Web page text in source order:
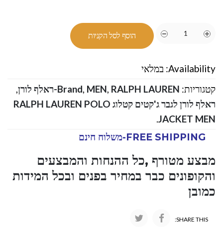
הוסף לסל הקניות
Availability: במלאי
קטגוריות:
Brand, MEN, RALPH LAUREN-ראלף לורן
,
ראלף לורן לגבר ג'קטים קטלוג RALPH LAUREN POLO
JACKET MEN
.
FREE SHIPPING-משלוח חינם
מבצע מטורף ,כל ההנחות והמבצעים
והקופונים כבר במחיר בפנים ובכל המידות
כמובן
SHARE THIS: